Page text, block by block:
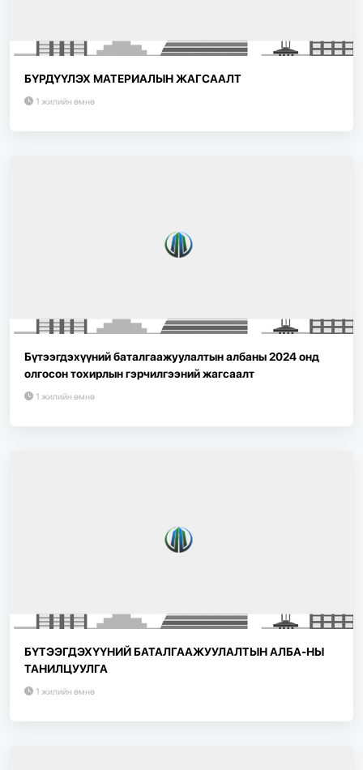
БҮРДҮҮЛЭХ МАТЕРИАЛЫН ЖАГСААЛТ
1 жилийн өмнө
Бүтээгдэхүүний баталгаажуулалтын албаны 2024 онд
олгосон тохирлын гэрчилгээний жагсаалт
1 жилийн өмнө
БҮТЭЭГДЭХҮҮНИЙ БАТАЛГААЖУУЛАЛТЫН АЛБА-НЫ
ТАНИЛЦУУЛГА
1 жилийн өмнө